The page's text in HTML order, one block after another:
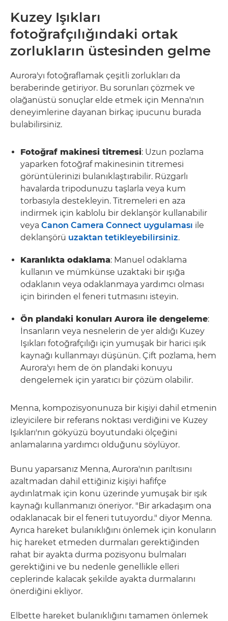
Kuzey Işıkları
fotoğrafçılığındaki ortak
zorlukların üstesinden gelme
Aurora'yı fotoğraflamak çeşitli zorlukları da
beraberinde getiriyor. Bu sorunları çözmek ve
olağanüstü sonuçlar elde etmek için Menna'nın
deneyimlerine dayanan birkaç ipucunu burada
bulabilirsiniz.
Fotoğraf makinesi titremesi: Uzun pozlama
yaparken fotoğraf makinesinin titremesi
görüntülerinizi bulanıklaştırabilir. Rüzgarlı
havalarda tripodunuzu taşlarla veya kum
torbasıyla destekleyin. Titremeleri en aza
indirmek için kablolu bir deklanşör kullanabilir
veya Canon Camera Connect uygulaması ile
deklanşörü uzaktan tetikleyebilirsiniz.
Karanlıkta odaklama: Manuel odaklama
kullanın ve mümkünse uzaktaki bir ışığa
odaklanın veya odaklanmaya yardımcı olması
için birinden el feneri tutmasını isteyin.
Ön plandaki konuları Aurora ile dengeleme:
İnsanların veya nesnelerin de yer aldığı Kuzey
Işıkları fotoğrafçılığı için yumuşak bir harici ışık
kaynağı kullanmayı düşünün. Çift pozlama, hem
Aurora'yı hem de ön plandaki konuyu
dengelemek için yaratıcı bir çözüm olabilir.
Menna, kompozisyonunuza bir kişiyi dahil etmenin
izleyicilere bir referans noktası verdiğini ve Kuzey
Işıkları'nın gökyüzü boyutundaki ölçeğini
anlamalarına yardımcı olduğunu söylüyor.
Bunu yaparsanız Menna, Aurora'nın parıltısını
azaltmadan dahil ettiğiniz kişiyi hafifçe
aydınlatmak için konu üzerinde yumuşak bir ışık
kaynağı kullanmanızı öneriyor. "Bir arkadaşım ona
odaklanacak bir el feneri tutuyordu." diyor Menna.
Ayrıca hareket bulanıklığını önlemek için konuların
hiç hareket etmeden durmaları gerektiğinden
rahat bir ayakta durma pozisyonu bulmaları
gerektiğini ve bu nedenle genellikle elleri
ceplerinde kalacak şekilde ayakta durmalarını
önerdiğini ekliyor.
Elbette hareket bulanıklığını tamamen önlemek